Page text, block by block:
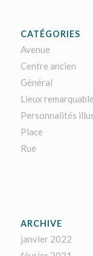
CATÉGORIES
Avenue
Centre ancien
Général
Lieux
Personnalités
Place
Rue
ARCHIVE
janvier 2022